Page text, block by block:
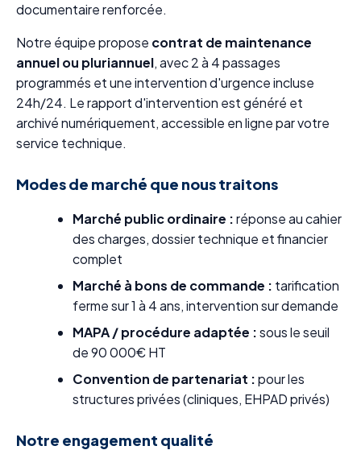
documentaire renforcée.
Notre équipe propose contrat de maintenance
annuel ou pluriannuel, avec 2 à 4 passages
programmés et une intervention d'urgence incluse
24h/24. Le rapport d'intervention est généré et
archivé numériquement, accessible en ligne par votre
service technique.
Modes de marché que nous traitons
Marché public ordinaire :réponse au cahier
des charges, dossier technique et financier
complet
Marché à bons de commande : tarification
ferme sur 1 à 4 ans, intervention sur demande
MAPA / procédure adaptée :sous le seuil
de 90 000€ HT
Convention de partenariat :pour les
structures privées (cliniques, EHPAD privés)
Notre engagement qualité